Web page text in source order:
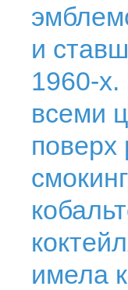
и
1960-
всеми
имела